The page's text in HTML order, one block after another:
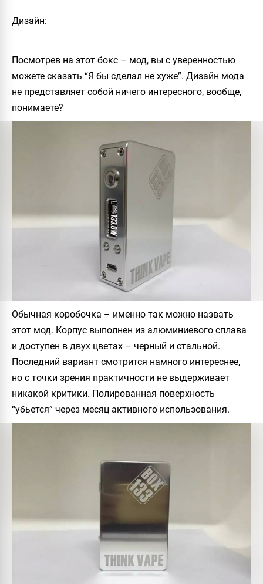
Дизайн:
Посмотрев на этот бокс – мод, вы с уверенностью
можете сказать “Я бы сделал не хуже”. Дизайн мода
не представляет собой ничего интересного, вообще,
понимаете?
Обычная коробочка – именно так можно назвать
этот мод. Корпус выполнен из алюминиевого сплава
и доступен в двух цветах – черный и стальной.
Последний вариант смотрится намного интереснее,
но с точки зрения практичности не выдерживает
никакой критики. Полированная поверхность
“убьется” через месяц активного использования.